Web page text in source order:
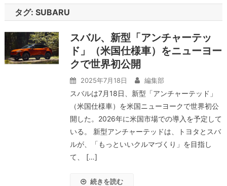
タグ: SUBARU
スバル、新型「アンチャーテッ
ド」（米国仕様車）をニューヨー
クで世界初公開
2025年7月18日 編集部
スバルは7月18日、新型「アンチャーテッド」
（米国仕様車）を米国ニューヨークで世界初公
開した。2026年に米国市場での導入を予定して
いる。 新型アンチャーテッドは、トヨタとスバ
ルが、「もっといいクルマづくり」を目指し
て、 […]
続きを読む